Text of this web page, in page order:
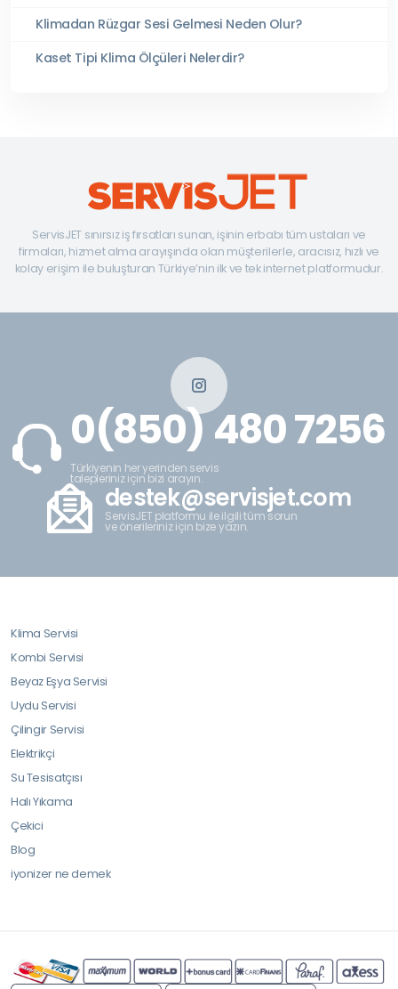
Klimadan Rüzgar Sesi Gelmesi Neden Olur?
Kaset Tipi Klima Ölçüleri Nelerdir?
ServisJET sınırsız iş fırsatları sunan, işinin erbabı tüm ustaları ve
firmaları, hizmet alma arayışında olan müşterilerle, aracısız, hızlı ve
kolay erişim ile buluşturan Türkiye’nin ilk ve tek internet platformudur.
0(850) 480 7256
Türkiyenin her yerinden servis
talepleriniz için bizi arayın.
destek@servisjet.com
ServisJET platformu ile ilgili tüm sorun
ve önerileriniz için bize yazın.
Klima Servisi
Kombi Servisi
Beyaz Eşya Servisi
Uydu Servisi
Çilingir Servisi
Elektrikçi
Su Tesisatçısı
Halı Yıkama
Çekici
Blog
iyonizer ne demek